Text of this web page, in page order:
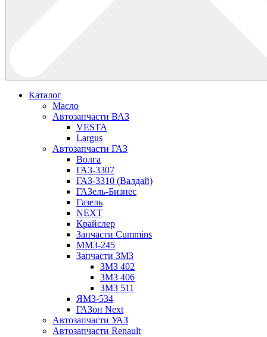
Каталог
Масло
Автозапчасти ВАЗ
VESTA
Largus
Автозапчасти ГАЗ
Волга
ГАЗ-3307
ГАЗ-3310 (Валдай)
ГАЗель-Бизнес
Газель
NEXT
Крайслер
Запчасти Cummins
ММЗ-245
Запчасти ЗМЗ
ЗМЗ 402
ЗМЗ 406
ЗМЗ 511
ЯМЗ-534
ГАЗон Next
Автозапчасти УАЗ
Автозапчасти Renault